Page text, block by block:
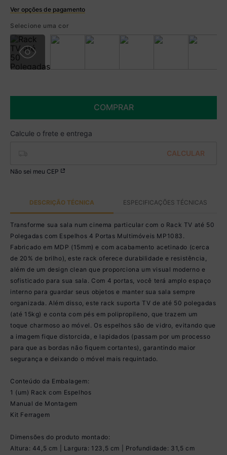
Ver opções de pagamento
R$ 379,99 à vista no Boleto
(5% de desconto)
Você economiza
Selecione uma cor
COMPRAR
Não sei meu CEP
DESCRIÇÃO TÉCNICA ESPECIFICAÇÕES TÉCNICAS
Transforme sua sala num cinema particular com o Rack TV até 50
Polegadas com Espelhos 4 Portas Multimóveis MP1083.
Fabricado em MDP (15mm) e com acabamento acetinado (cerca
de 20% de brilho), este rack oferece durabilidade e resistência,
além de um design clean que proporciona um visual moderno e
sofisticado para sua sala. Com 4 portas, você terá amplo espaço
interno para guardar seus objetos e manter sua sala sempre
organizada. Além disso, este rack suporta TV de até 50 polegadas
(até 15kg) e conta com pés em polipropileno, que trazem um
toque charmoso ao móvel. Os espelhos são de vidro, evitando que
a imagem fique distorcida, e lapidados (passam por um processo
para que as bordas não fiquem cortantes), garantindo maior
segurança e deixando o móvel mais requintado.
Conteúdo da Embalagem:
1 (um) Rack com Espelhos
Manual de Montagem
Kit Ferragem
Dimensões do produto montado:
Altura: 44,5 cm | Largura: 123,5 cm | Profundidade: 31,5 cm